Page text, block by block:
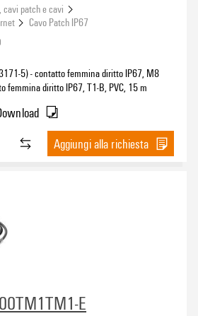
cavi patch e cavi
Cavo Patch IP67
5) - contatto femmina diritto IP67, M8
femmina diritto IP67, T1-B, PVC, 15 m
Aggiungi alla richiesta
E